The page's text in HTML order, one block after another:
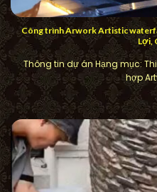
Công trình Arwork Artistic
Lợi,
Thông tin dự án Hạng mục:
hợp